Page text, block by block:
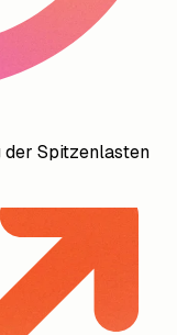
der Spitzenlasten